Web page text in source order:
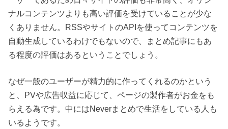
ナルコンテンツよりも高い評価を受けていることが少な
くありません。RSSやサイトのAPIを使ってコンテンツを
自動生成しているわけでもないので、まとめ記事にもあ
る程度の評価はあるということでしょう。
なぜ一般のユーザーが精力的に作ってくれるのかという
と、PVや広告収益に応じて、ページの製作者がお金をも
らえる為です。中にはNeverまとめで生活をしている人も
いるようです。